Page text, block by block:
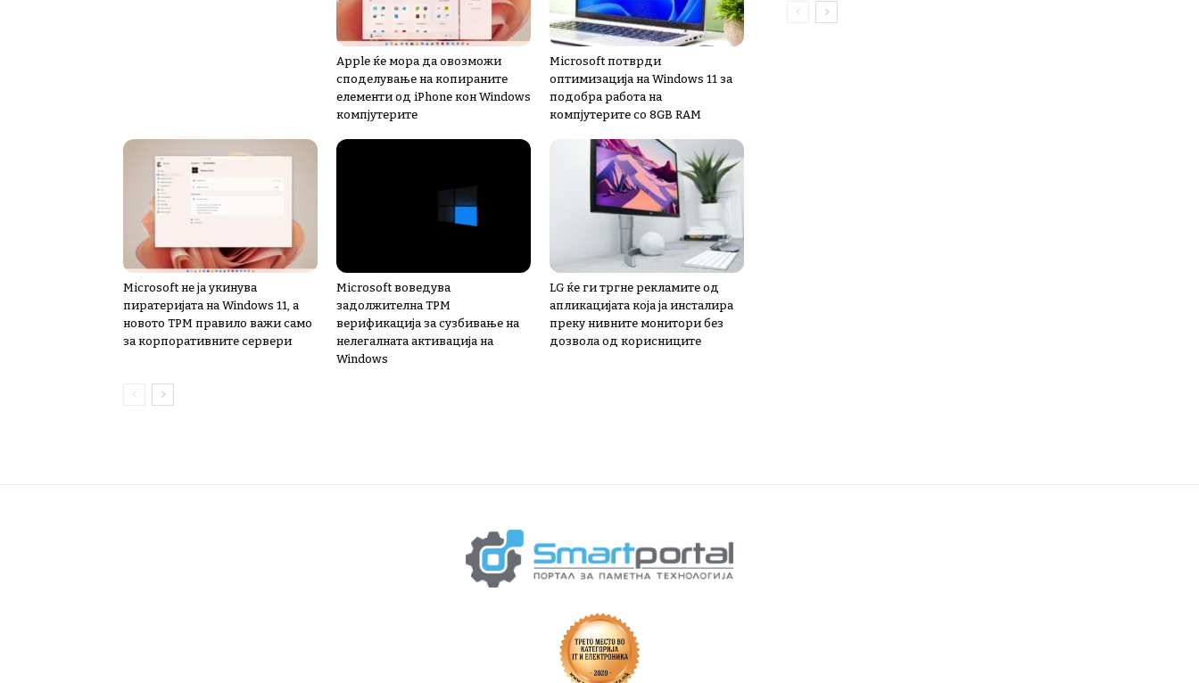
Apple ќе мора да овозможи
споделување на копираните
елементи од iPhone кон Windows
компјутерите
Microsoft потврди
оптимизација на Windows 11 за
подобра работа на
компјутерите со 8GB RAM
Microsoft не ја укинува
пиратеријата на Windows 11, а
новото TPM правило важи само
за корпоративните сервери
Microsoft воведува
задолжителна TPM
верификација за сузбивање на
нелегалната активација на
Windows
LG ќе ги тргне рекламите од
апликацијата која ја инсталира
преку нивните монитори без
дозвола од корисниците